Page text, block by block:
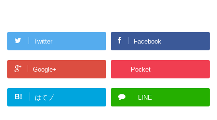
Twitter Facebook
Google+ Pocket
B! はてブ LINE